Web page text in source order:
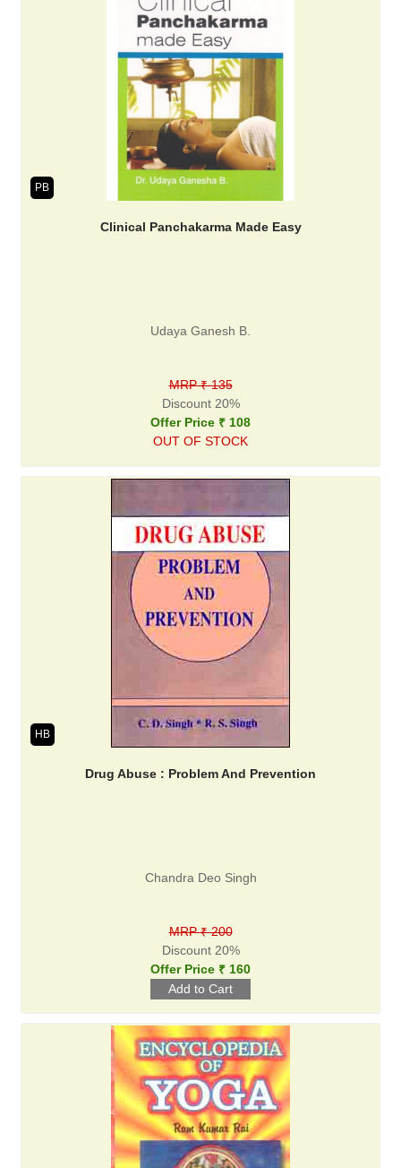
PB
Clinical Panchakarma Made Easy
Udaya Ganesh B.
MRP ₹ 135
Discount 20%
Offer Price ₹ 108
OUT OF STOCK
HB
Drug Abuse : Problem And Prevention
Chandra Deo Singh
MRP ₹ 200
Discount 20%
Offer Price ₹ 160